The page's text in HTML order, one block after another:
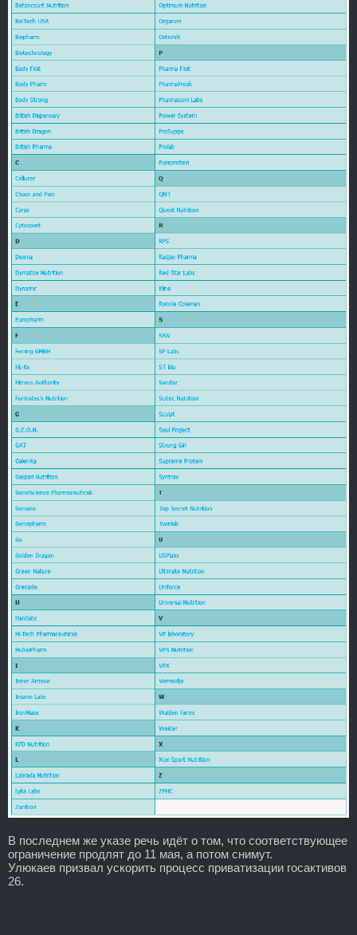
В последнем же указе речь идёт о том, что соответствующее
ограничение продлят до 11 мая, а потом снимут.
Улюкаев призвал ускорить процесс приватизации госактивов
26.